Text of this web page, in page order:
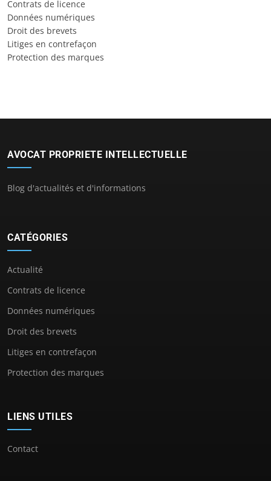
Contrats de licence
Données numériques
Droit des brevets
Litiges en contrefaçon
Protection des marques
AVOCAT PROPRIETE INTELLECTUELLE
Blog d'actualités et d'informations
CATÉGORIES
Actualité
Contrats de licence
Données numériques
Droit des brevets
Litiges en contrefaçon
Protection des marques
LIENS UTILES
Contact